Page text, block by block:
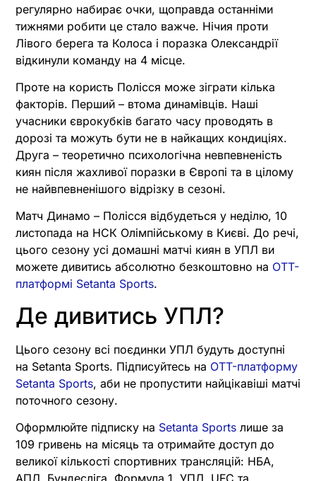
регулярно набирає очки, щоправда останніми
тижнями робити це стало важче. Нічия проти
Лівого берега та Колоса і поразка Олександрії
відкинули команду на 4 місце.
Проте на користь Полісся може зіграти кілька
факторів. Перший – втома динамівців. Наші
учасники єврокубків багато часу проводять в
дорозі та можуть бути не в найкащих кондиціях.
Друга – теоретично психологічна невпевненість
киян після жахливої поразки в Європі та в цілому
не найвпевненішого відрізку в сезоні.
Матч Динамо – Полісся відбудеться у неділю, 10
листопада на НСК Олімпійському в Києві. До речі,
цього сезону усі домашні матчі киян в УПЛ ви
можете дивитись абсолютно безкоштовно на OTT-
платформі Setanta Sports.
Де дивитись УПЛ?
Цього сезону всі поєдинки УПЛ будуть доступні
на Setanta Sports. Підписуйтесь на OTT-платформу
Setanta Sports, аби не пропустити найцікавіші матчі
поточного сезону.
Оформлюйте підписку на Setanta Sports лише за
109 гривень на місяць та отримайте доступ до
великої кількості спортивних трансляцій: НБА,